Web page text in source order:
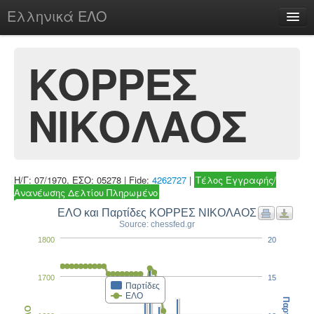
Ελληνικά ΕΛΟ
chesstu.be @ discord
Login
ΚΟΡΡΕΣ
ΝΙΚΟΛΑΟΣ
Η/Γ: 07/1970, ΕΣΟ: 05278 | Fide: 4262727 | Τέλος Εγγραφής/
Ανανέωσης Δελτίου Πληρωμένο
ΕΛΟ και Παρτίδες ΚΟΡΡΕΣ ΝΙΚΟΛΑΟΣ
Source: chessfed.gr
Παρτίδες
ΕΛΟ
1700
1800
15
20